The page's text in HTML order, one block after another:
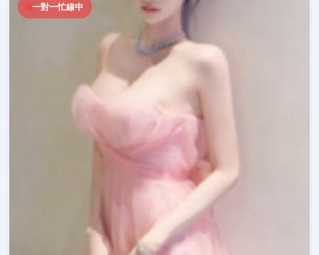
一對一忙線中